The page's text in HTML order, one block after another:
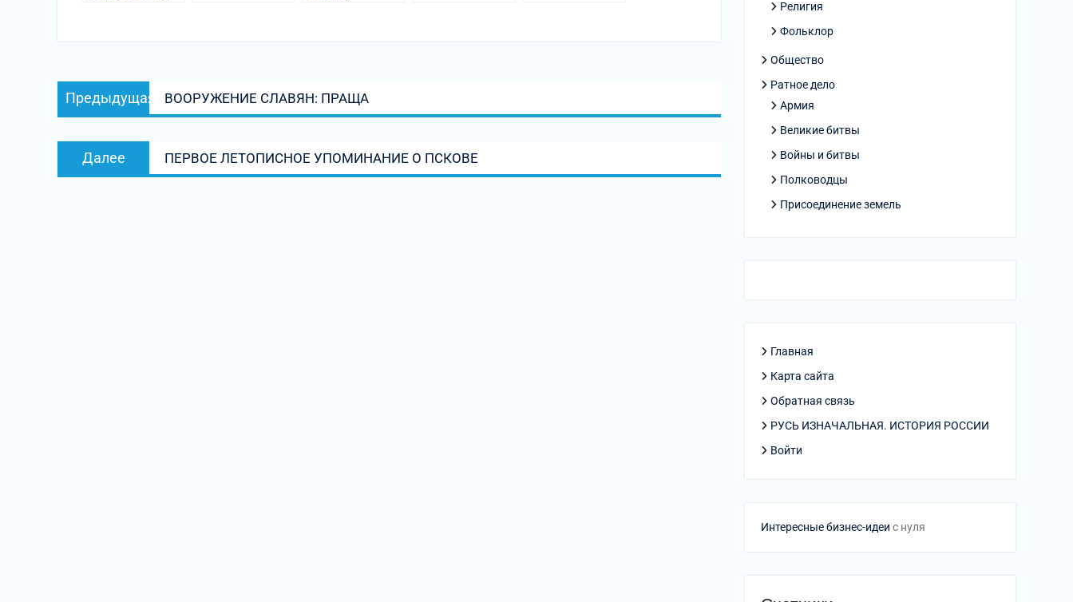
Навигация
по
Предыдущая
запись:
ВООРУЖЕНИЕ СЛАВЯН: ПРАЩА
Далее
запись:
ПЕРВОЕ ЛЕТОПИСНОЕ УПОМИНАНИЕ О ПСКОВЕ
Религия
Фольклор
Общество
Ратное дело
Армия
Великие битвы
Войны и битвы
Полководцы
Присоединение земель
Главная
Карта сайта
Обратная связь
РУСЬ ИЗНАЧАЛЬНАЯ. ИСТОРИЯ РОССИИ
Войти
Интересные бизнес-идеи с нуля